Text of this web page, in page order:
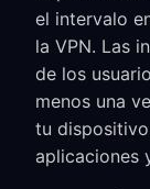
el intervalo
la VPN. Las
de los
menos una
tu
aplicaciones